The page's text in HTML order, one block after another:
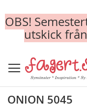
OBS!
utskick
to
Content
ONION 5045